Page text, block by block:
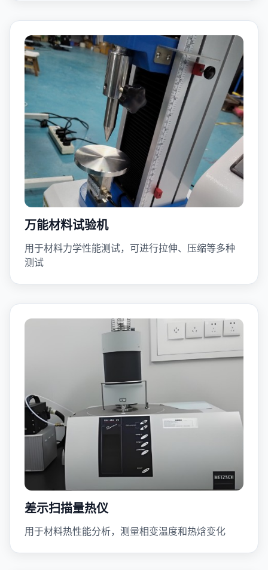
万能材料试验机
用于材料力学性能测试，可进行拉伸、压缩等多种
测试
差示扫描量热仪
用于材料热性能分析，测量相变温度和热焓变化